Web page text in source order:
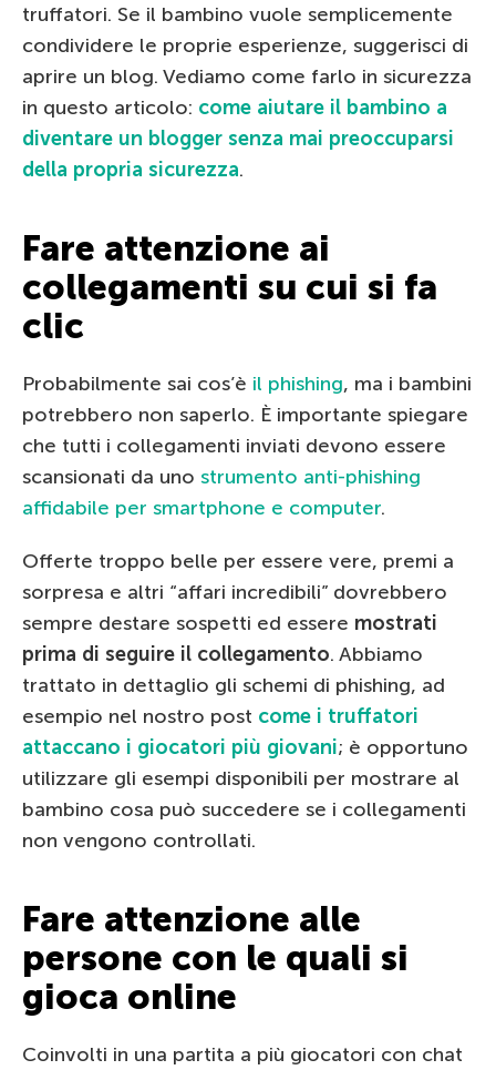
truffatori. Se il bambino vuole semplicemente
condividere le proprie esperienze, suggerisci di
aprire un blog. Vediamo come farlo in sicurezza
in questo articolo: come aiutare il bambino a
diventare un blogger senza mai preoccuparsi
della propria sicurezza.
Fare attenzione ai
collegamenti su cui si fa
clic
Probabilmente sai cos’è il phishing, ma i bambini
potrebbero non saperlo. È importante spiegare
che tutti i collegamenti inviati devono essere
scansionati da uno strumento anti-phishing
affidabile per smartphone e computer.
Offerte troppo belle per essere vere, premi a
sorpresa e altri “affari incredibili” dovrebbero
sempre destare sospetti ed essere mostrati
prima di seguire il collegamento. Abbiamo
trattato in dettaglio gli schemi di phishing, ad
esempio nel nostro post come i truffatori
attaccano i giocatori più giovani; è opportuno
utilizzare gli esempi disponibili per mostrare al
bambino cosa può succedere se i collegamenti
non vengono controllati.
Fare attenzione alle
persone con le quali si
gioca online
Coinvolti in una partita a più giocatori con chat